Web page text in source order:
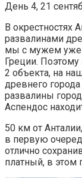
День 4, 21
В окрестностях
развалинами
мы с мужем уже
Греции.
2 объекта, на
древнего
развалины
Аспендос
50 км от
в первую
отлично
платный, в этом